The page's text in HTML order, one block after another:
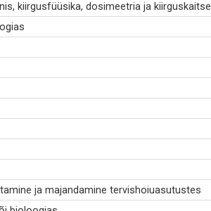
kiirgusfüüsika, dosimeetria ja kiirguskaitse
ja majandamine tervishoiuasutustes